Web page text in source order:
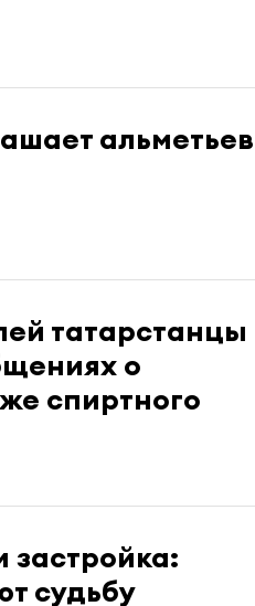
татарстанцы
о
спиртного
застройка:
судьбу